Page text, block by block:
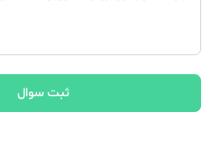
ثبت سوال